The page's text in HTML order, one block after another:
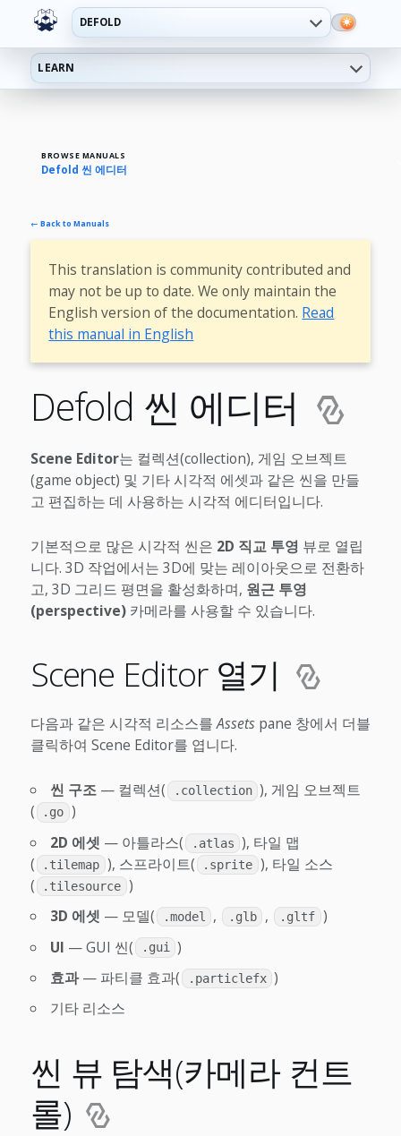
DEFOLD
LEARN
BROWSE MANUALS
Defold 씬 에디터
← Back to Manuals
This translation is community contributed and
may not be up to date. We only maintain the
English version of the documentation. Read
this manual in English
Defold 씬 에디터
Scene Editor는 컬렉션(collection), 게임 오브젝트
(game object) 및 기타 시각적 에셋과 같은 씬을 만들
고 편집하는 데 사용하는 시각적 에디터입니다.
기본적으로 많은 시각적 씬은 2D 직교 투영 뷰로 열립
니다. 3D 작업에서는 3D에 맞는 레이아웃으로 전환하
고, 3D 그리드 평면을 활성화하며, 원근 투영
(perspective)카메라를 사용할 수 있습니다.
Scene Editor 열기
다음과 같은 시각적 리소스를Assetspane 창에서 더블
클릭하여 Scene Editor를 엽니다.
씬 구조 — 컬렉션( .collection ), 게임 오브젝트
(
.go )
2D 에셋 — 아틀라스( .atlas ), 타일 맵
(
.tilemap ), 스프라이트( .sprite ), 타일 소스
(
.tilesource )
3D 에셋 — 모델( .model , .glb , .gltf )
UI — GUI 씬( .gui )
효과— 파티클 효과( .particlefx )
기타 리소스
씬 뷰 탐색(카메라 컨트
롤)